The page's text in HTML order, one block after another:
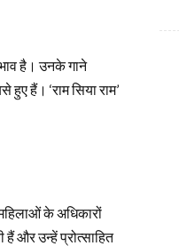
है। उनके गाने
हैं। ‘राम सिया राम’
के अधिकारों
हैं और उन्हें प्रोत्साहित